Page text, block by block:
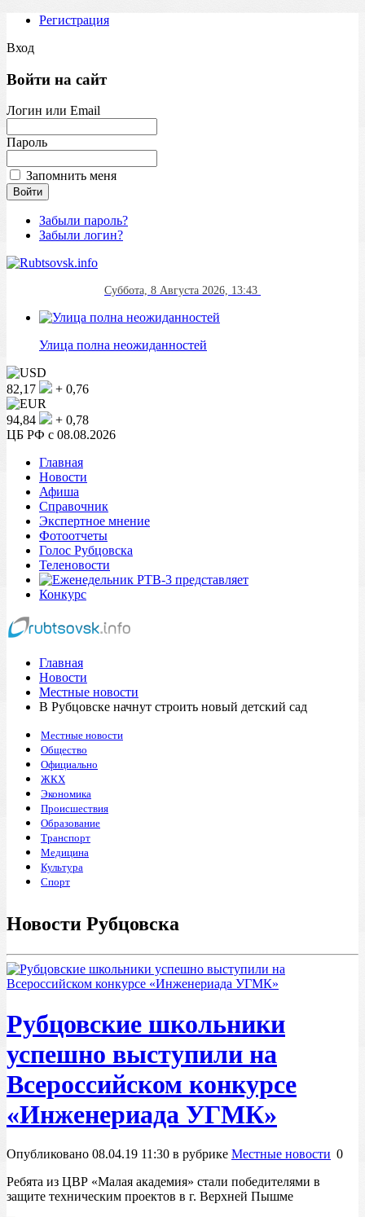
Регистрация
Вход
Войти на сайт
Логин или Email
Пароль
Запомнить меня
Забыли пароль?
Забыли логин?
Суббота, 8 Августа 2026, 13:43
Улица полна неожиданностей
82,17 + 0,76
94,84
+ 0,78
ЦБ РФ c 08.08.2026
Главная
Новости
Афиша
Справочник
Экспертное мнение
Фотоотчеты
Голос Рубцовска
Теленовости
Конкурс
Главная
Новости
Местные новости
В Рубцовске начнут строить новый детский сад
Местные новости
Общество
Официально
ЖКХ
Экономика
Происшествия
Образование
Транспорт
Медицина
Культура
Спорт
Новости Рубцовска
Рубцовские школьники
успешно выступили на
Всероссийском конкурсе
«Инженериада УГМК»
Опубликовано 08.04.19 11:30 в рубрике Местные новости 0
Ребята из ЦВР «Малая академия» стали победителями в
защите техническим проектов в г. Верхней Пышме